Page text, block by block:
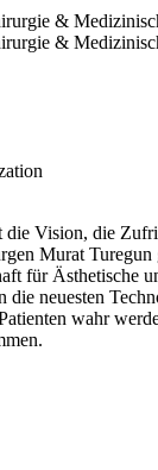
Vision, die
Murat
für Ästhetische
neuesten
wahr